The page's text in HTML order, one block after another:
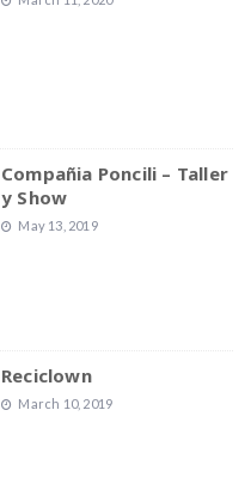
Compañia Poncili – Taller
y Show
May 13, 2019
Reciclown
March 10, 2019